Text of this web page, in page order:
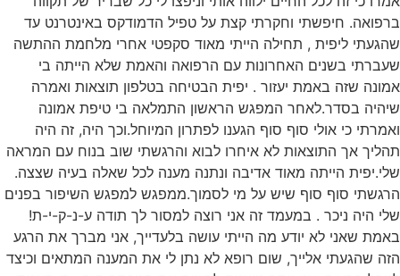
ברפואה. חיפשתי וחקרתי קצת על טפיל הדמודקס באינטרנט עד
שהגעתי ליפית , תחילה הייתי מאוד סקפטי אחרי מלחמת ההתשה
שעברתי בשנים האחרונות עם הרפואה והאמת שלא הייתה בי
אמונה שזה באמת יעזור . יפית הבטיחה בטלפון תוצאות ואמרה
שיהיה בסדר.לאחר המפגש הראשון התמלאה בי טיפת אמונה
ואמרתי כי אולי סוף סוף הגענו לפתרון המיוחל.וכך היה, זה היה
תהליך אך התוצאות לא איחרו לבוא והרגשתי שוב בנוח עם המראה
שלי.יפית הייתה מאוד אדיבה ונתנה מענה לכל שאלה בעיה שצצה.
הרגשתי סוף סוף שיש על מי לסמוך.ממפגש למפגש השיפור בפנים
שלי היה ניכר . במעמד זה אני רוצה למסור לך תודה ע-נ-ק-י-ת!
באמת שאני לא יודע מה הייתי עושה בלעדייך, אני מברך את הרגע
הזה שהגעתי אלייך, שום רופא לא נתן לי את המענה המתאים וכיצד